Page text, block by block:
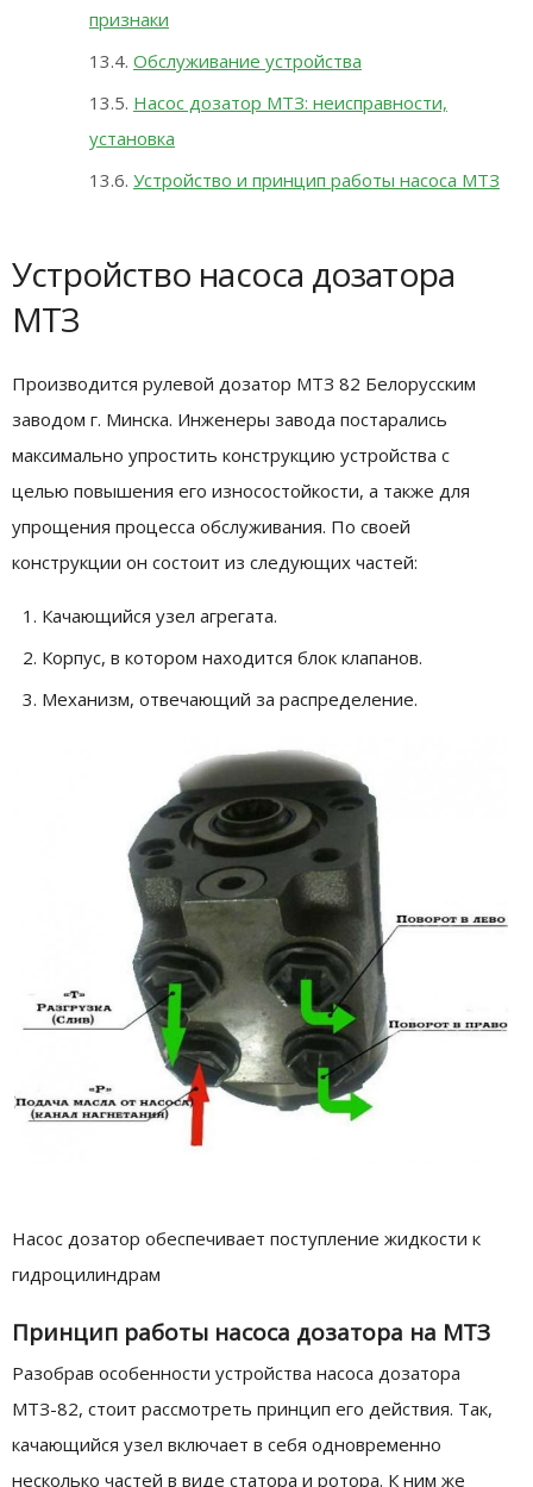
признаки
Обслуживание устройства
Насос дозатор МТЗ: неисправности,
установка
Устройство и принцип работы насоса МТЗ
Устройство насоса дозатора
МТЗ
Производится рулевой дозатор МТЗ 82 Белорусским
заводом г. Минска. Инженеры завода постарались
максимально упростить конструкцию устройства с
целью повышения его износостойкости, а также для
упрощения процесса обслуживания. По своей
конструкции он состоит из следующих частей:
Качающийся узел агрегата.
Корпус, в котором находится блок клапанов.
Механизм, отвечающий за распределение.
Насос дозатор обеспечивает поступление жидкости к
гидроцилиндрам
Принцип работы насоса дозатора на МТЗ
Разобрав особенности устройства насоса дозатора
МТЗ-82, стоит рассмотреть принцип его действия. Так,
качающийся узел включает в себя одновременно
несколько частей в виде статора и ротора. К ним же